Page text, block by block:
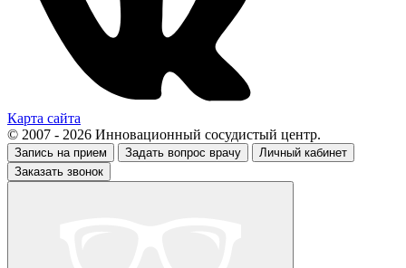
Карта сайта
© 2007 - 2026 Инновационный сосудистый центр.
Запись на прием Задать вопрос врачу
Личный кабинет
Заказать звонок